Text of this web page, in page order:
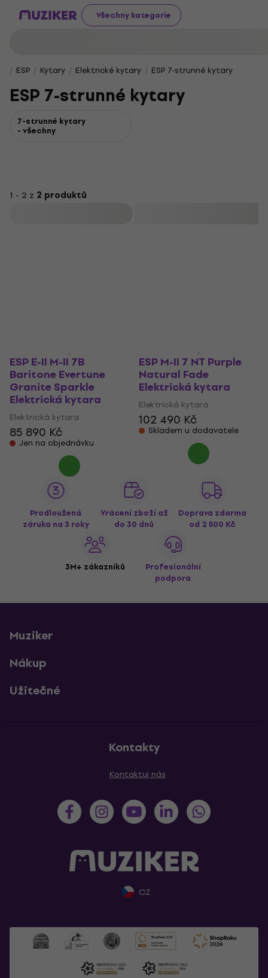
Všechny kategorie
ESP Kytary Elektrické kytary ESP 7-strunné kytary
ESP 7-strunné kytary
7-strunné kytary
- všechny
1 - 2 z 2 produktů
ESP E-II M-II 7B
Baritone Evertune
Granite Sparkle
Elektrická kytara
Elektrická kytara
85 890 Kč
Jen na objednávku
ESP M-II 7 NT Purple
Natural Fade
Elektrická kytara
Elektrická kytara
102 490 Kč
Skladem u dodavatele
Prodloužená
záruka na 3 roky
Vrácení zboží až
do 30 dnů
Doprava zdarma
od 2 500 Kč
3M+ zákazníků
Profesionální
podpora
Muziker
Nákup
Užitečné
Kontakty
Kontaktuj nás
CZ